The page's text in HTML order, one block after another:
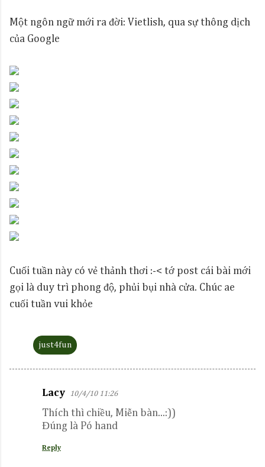
Một ngôn ngữ mới ra đời: Vietlish, qua sự thông dịch
của Google
Cuối tuần này có vẻ thảnh thơi :-< tớ post cái bài mới
gọi là duy trì phong độ, phủi bụi nhà cửa. Chúc ae
cuối tuần vui khỏe
just4fun
Lacy 10/4/10 11:26
Thích thì chiều, Miễn bàn...:))
Đúng là Pó hand
Reply